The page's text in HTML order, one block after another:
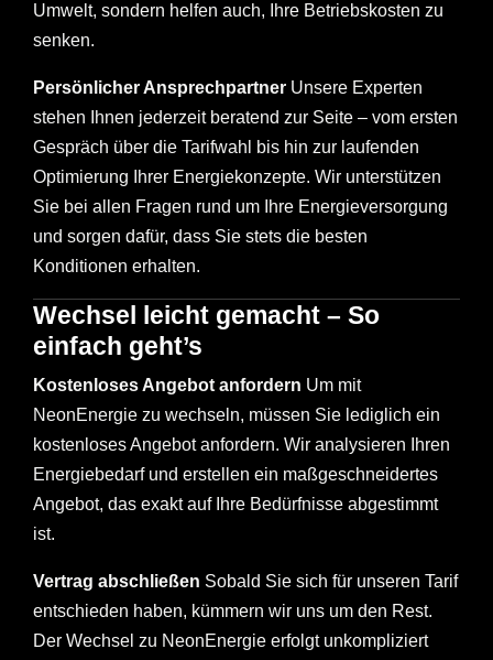
Umwelt, sondern helfen auch, Ihre Betriebskosten zu
senken.
Persönlicher Ansprechpartner Unsere Experten
stehen Ihnen jederzeit beratend zur Seite – vom ersten
Gespräch über die Tarifwahl bis hin zur laufenden
Optimierung Ihrer Energiekonzepte. Wir unterstützen
Sie bei allen Fragen rund um Ihre Energieversorgung
und sorgen dafür, dass Sie stets die besten
Konditionen erhalten.
Wechsel leicht gemacht – So
einfach geht’s
Kostenloses Angebot anfordern Um mit
NeonEnergie zu wechseln, müssen Sie lediglich ein
kostenloses Angebot anfordern. Wir analysieren Ihren
Energiebedarf und erstellen ein maßgeschneidertes
Angebot, das exakt auf Ihre Bedürfnisse abgestimmt
ist.
Vertrag abschließen Sobald Sie sich für unseren Tarif
entschieden haben, kümmern wir uns um den Rest.
Der Wechsel zu NeonEnergie erfolgt unkompliziert